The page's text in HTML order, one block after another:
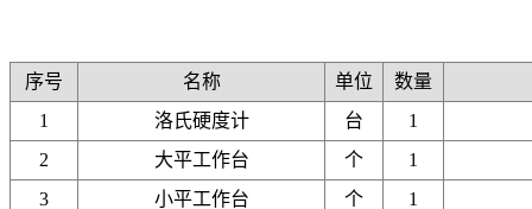
序号 名称 单位
数量
1
洛氏硬度计 台
1
2
大平工作台 个
1
3
小平工作台 个
1